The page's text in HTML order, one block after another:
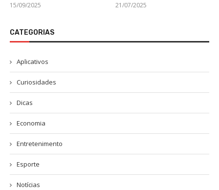
15/09/2025
21/07/2025
CATEGORIAS
Aplicativos
Curiosidades
Dicas
Economia
Entretenimento
Esporte
Notícias